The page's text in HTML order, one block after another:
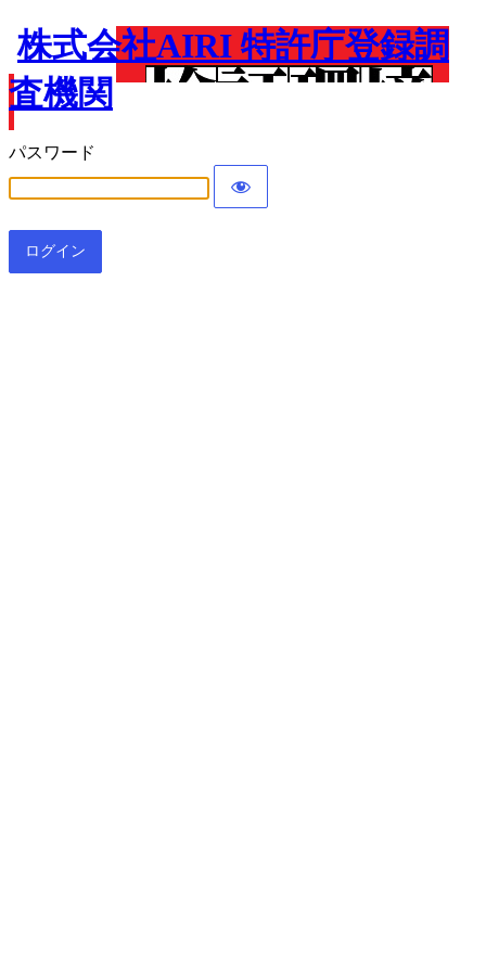
株式会社AIRI 特許庁登録調
査機関
パスワード